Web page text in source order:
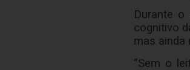
Durante
cognitivo
mas ainda
“Sem o